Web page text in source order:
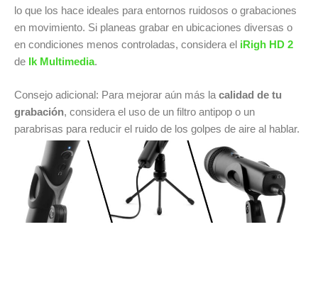
lo que los hace ideales para entornos ruidosos o grabaciones
en movimiento. Si planeas grabar en ubicaciones diversas o
en condiciones menos controladas, considera el iRigh HD 2
de Ik Multimedia.
Consejo adicional: Para mejorar aún más la calidad de tu
grabación, considera el uso de un filtro antipop o un
parabrisas para reducir el ruido de los golpes de aire al hablar.